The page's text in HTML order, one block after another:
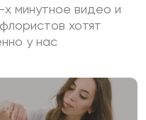
минутное видео и
хотят
у нас